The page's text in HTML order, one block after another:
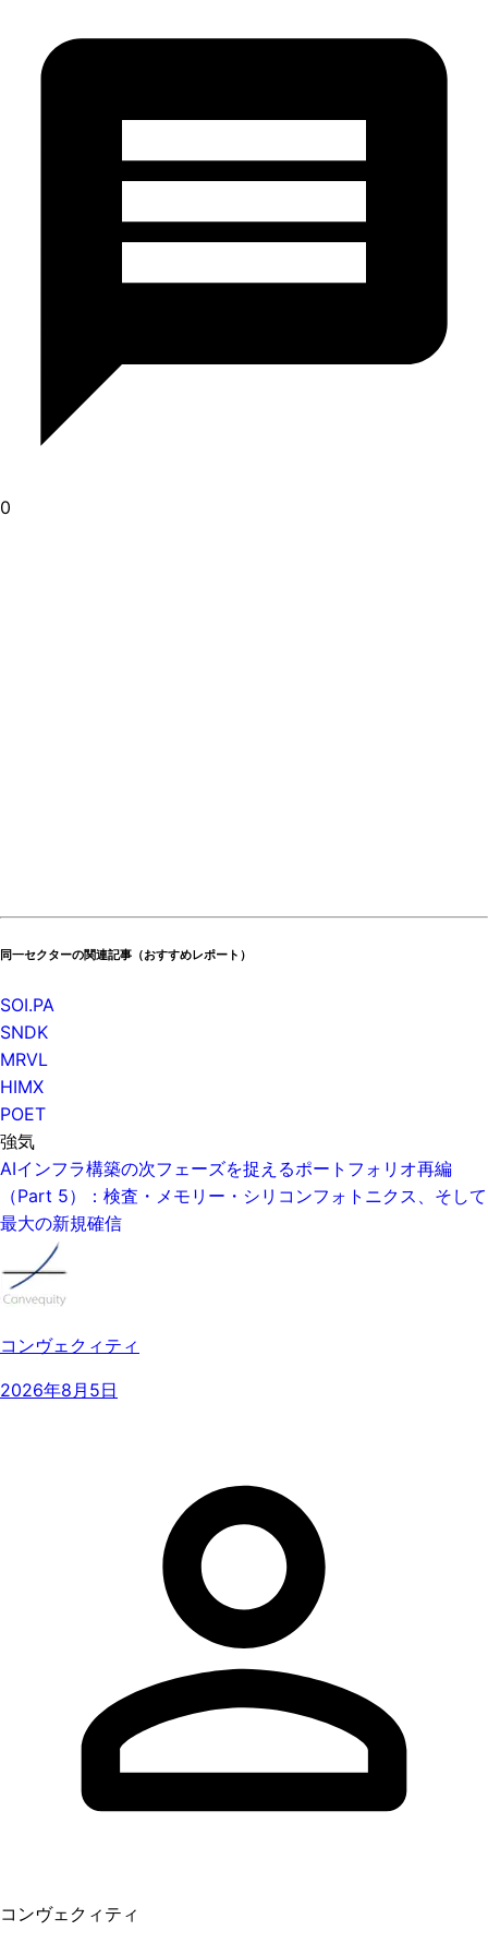
0
同一セクターの関連記事（おすすめレポート）
SOI.PA
SNDK
MRVL
HIMX
POET
強気
AIインフラ構築の次フェーズを捉えるポートフォリオ再編
（Part 5）：検査・メモリー・シリコンフォトニクス、そして
最大の新規確信
コンヴェクィティ
2026年8月5日
コンヴェクィティ